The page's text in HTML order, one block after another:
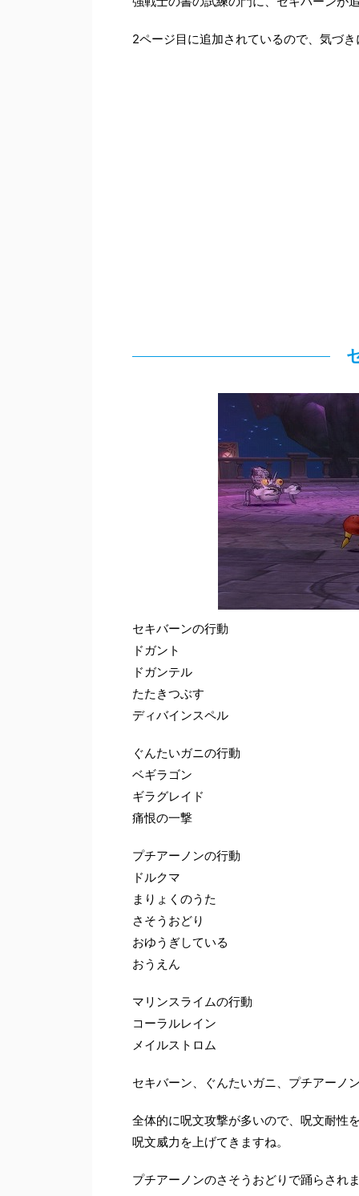
2ページ目に追加されているので、気づ
セキバーンの行動
ドガント
ドガンテル
たたきつぶす
ディバインスペル
ぐんたいガニの行動
ベギラゴン
ギラグレイド
痛恨の一撃
プチアーノンの行動
ドルクマ
まりょくのうた
さそうおどり
おゆうぎしている
おうえん
マリンスライムの行動
コーラルレイン
メイルストロム
セキバーン、ぐんたいガニ、プチアーノ
全体的に呪文攻撃が多いので、呪文耐性
呪文威力を上げてきますね。
プチアーノンのさそうおどりで踊らされ